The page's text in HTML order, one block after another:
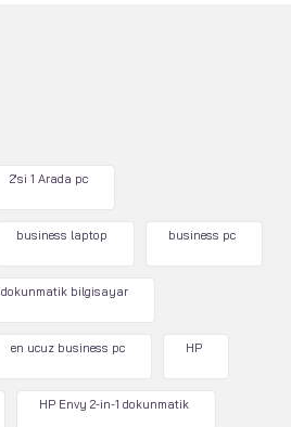
2'si 1 Arada pc
business laptop business pc
dokunmatik bilgisayar
en ucuz business pc HP
HP Envy 2-in-1 dokunmatik